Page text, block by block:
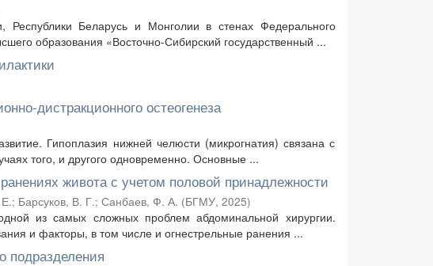
Беларусь и Монголии в стенах Федерального
образования «Восточно-Сибирский государственный ...
дистракционного остеогенеза
Гипоплазия нижней челюсти (микрогнатия) связана с
того, и другого одновременно. Основные ...
живота с учетом половой принадлежности
; Барсуков, В. Г.; Санбаев, Ф. А. (БГМУ, 2025)
из самых сложных проблем абдоминальной хирургии.
и факторы, в том числе и огнестрельные ранения ...
подразделения